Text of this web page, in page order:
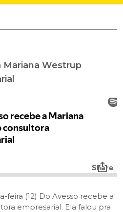
Mariana Westrup
feira (12) Do Avesso recebe a
empresarial. Ela falou pra